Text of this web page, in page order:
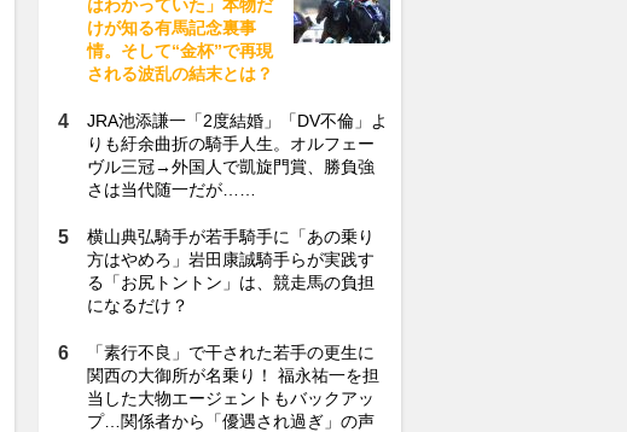
はわかっていた」本物だ
けが知る有馬記念裏事
情。そして“金杯”で再現
される波乱の結末とは？
JRA池添謙一「2度結婚」「DV不倫」よ
りも紆余曲折の騎手人生。オルフェー
ヴル三冠→外国人で凱旋門賞、勝負強
さは当代随一だが……
横山典弘騎手が若手騎手に「あの乗り
方はやめろ」岩田康誠騎手らが実践す
る「お尻トントン」は、競走馬の負担
になるだけ？
「素行不良」で干された若手の更生に
関西の大御所が名乗り！ 福永祐一を担
当した大物エージェントもバックアッ
プ…関係者から「優遇され過ぎ」の声